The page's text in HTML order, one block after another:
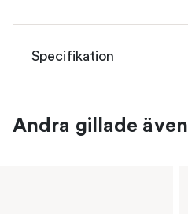
Specifikation
Andra gillade även